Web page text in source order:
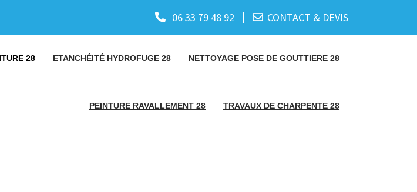
06 33 79 48 92 CONTACT & DEVIS
28 ETANCHÉITÉ HYDROFUGE 28 NETTOYAGE POSE DE GOUTTIERE 28
PEINTURE RAVALLEMENT 28 TRAVAUX DE CHARPENTE 28